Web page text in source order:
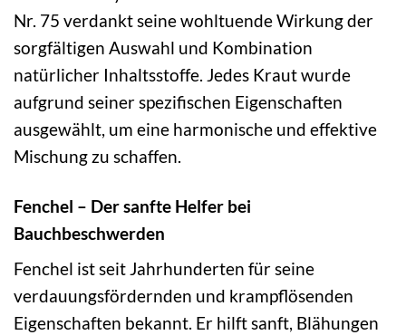
Nr. 75 verdankt seine wohltuende Wirkung der
sorgfältigen Auswahl und Kombination
natürlicher Inhaltsstoffe. Jedes Kraut wurde
aufgrund seiner spezifischen Eigenschaften
ausgewählt, um eine harmonische und effektive
Mischung zu schaffen.
Fenchel – Der sanfte Helfer bei
Bauchbeschwerden
Fenchel ist seit Jahrhunderten für seine
verdauungsfördernden und krampflösenden
Eigenschaften bekannt. Er hilft sanft, Blähungen